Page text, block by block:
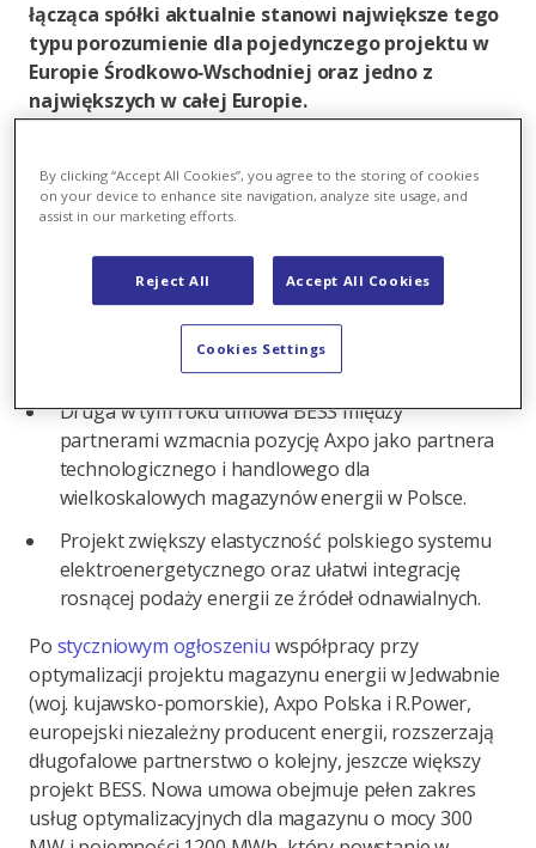
łącząca spółki aktualnie stanowi największe tego
typu porozumienie dla pojedynczego projektu w
Europie Środkowo‑Wschodniej oraz jedno z
największych w całej Europie.
Axpo i R.Power podpisały długoterminowy
kontrakt dotyczący optymalizacji pojedynczego
magazynu energii (BESS) o mocy 300 MW i
pojemności 1 200 MWh w Polsce – jak dotąd
największy tego typu w Europie
Środkowo‑Wschodniej, a także jeden z
największych w całej Europie.
Druga w tym roku umowa BESS między
partnerami wzmacnia pozycję Axpo jako partnera
technologicznego i handlowego dla
wielkoskalowych magazynów energii w Polsce.
Projekt zwiększy elastyczność polskiego systemu
elektroenergetycznego oraz ułatwi integrację
rosnącej podaży energii ze źródeł odnawialnych.
Po styczniowym ogłoszeniu współpracy przy
optymalizacji projektu magazynu energii w Jedwabnie
(woj. kujawsko-pomorskie), Axpo Polska i R.Power,
europejski niezależny producent energii, rozszerzają
długofalowe partnerstwo o kolejny, jeszcze większy
projekt BESS. Nowa umowa obejmuje pełen zakres
usług optymalizacyjnych dla magazynu o mocy 300
By clicking “Accept All Cookies”, you agree to the storing of cookies
on your device to enhance site navigation, analyze site usage, and
assist in our marketing efforts.
Reject All Accept All Cookies
Cookies Settings